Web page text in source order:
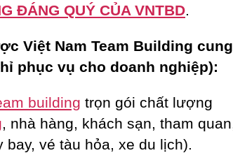
ĐÁNG QUÝ CỦA VNTBD
Việt Nam Team Building cung
phục vụ cho doanh nghiệp):
building trọn gói chất lượng
, nhà hàng, khách sạn, tham quan,
vé tàu hỏa, xe du lịch).